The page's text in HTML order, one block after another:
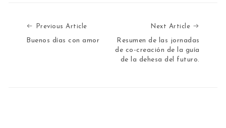
Previous ArticlePrevious Article
Buenos días con amor
Next Article
Resumen de las jornadas
de co-creación de la guía
de la dehesa del futuro.